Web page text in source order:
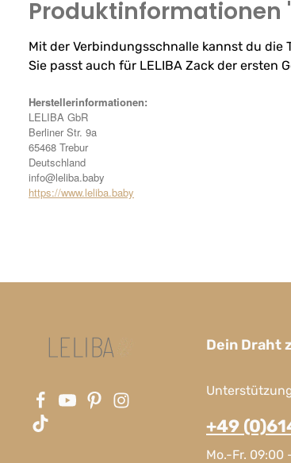
Produktinformationen
Mit der Verbindungsschnalle kannst du die
Sie passt auch für LELIBA Zack der ersten
Herstellerinformationen:
LELIBA GbR
Berliner Str. 9a
65468 Trebur
Deutschland
info@leliba.baby
https://www.leliba.baby
Dein Draht
+49
Mo.-Fr. 09:00